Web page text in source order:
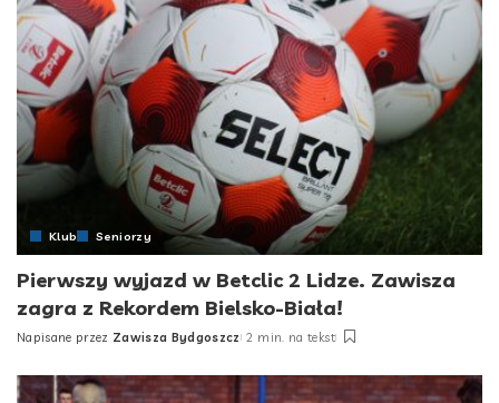
Klub Seniorzy
Pierwszy wyjazd w Betclic 2 Lidze. Zawisza
zagra z Rekordem Bielsko-Biała!
Posted
Napisane przez Zawisza Bydgoszcz 2 min. na tekst